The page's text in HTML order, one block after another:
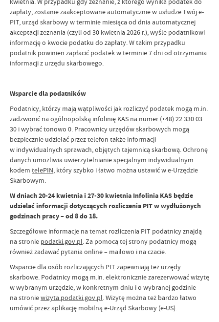
zapłaty, zostanie zaakceptowane automatycznie w usłudze Twój e-
PIT, urząd skarbowy w terminie miesiąca od dnia automatycznej
akceptacji zeznania (czyli od 30 kwietnia 2026 r.), wyśle podatnikowi
informację o kwocie podatku do zapłaty. W takim przypadku
podatnik powinien zapłacić podatek w terminie 7 dni od otrzymania
informacji z urzędu skarbowego.
Wsparcie dla podatników
Podatnicy, którzy mają wątpliwości jak rozliczyć podatek mogą m.in.
zadzwonić na ogólnopolską infolinię KAS na numer (+48) 22 330 03
30 i wybrać tonowo 0. Pracownicy urzędów skarbowych mogą
bezpiecznie udzielać przez telefon także informacji
w indywidualnych sprawach, objętych tajemnicą skarbową. Ochronę
danych umożliwia uwierzytelnianie specjalnym indywidualnym
kodem telePIN, który szybko i łatwo można ustawić w e-Urzędzie
Skarbowym.
W dniach 20-24 kwietnia i 27-30 kwietnia Infolinia KAS będzie
udzielać informacji dotyczących rozliczenia PIT w wydłużonych
godzinach pracy – od 8 do 18.
Szczegółowe informacje na temat rozliczenia PIT podatnicy znajdą
na stronie podatki.gov.pl. Za pomocą tej strony podatnicy mogą
również zadawać pytania online – mailowo i na czacie.
Wsparcie dla osób rozliczających PIT zapewniają też urzędy
skarbowe. Podatnicy mogą m.in. elektronicznie zarezerwować wizytę
w wybranym urzędzie, w konkretnym dniu i o wybranej godzinie
na stroniewizyta.podatki.gov.pl. Wizytę można też bardzo łatwo
umówić przez aplikację mobilną e-Urząd Skarbowy (e-US).